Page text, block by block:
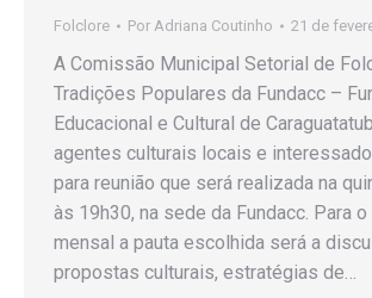
Folclore Por Adriana Coutinho 21 de
A Comissão Municipal Setorial de
Tradições Populares da Fundacc –
Educacional e Cultural de
agentes culturais locais e
para reunião que será realizada na
às 19h30, na sede da Fundacc. Para
mensal a pauta escolhida será a
propostas culturais, estratégias de…